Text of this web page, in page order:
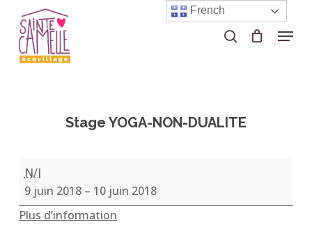
main
content
search Menu
Stage YOGA-NON-DUALITE
Stage
YOGA-
NON-
DUALITE
N/I
9 juin 2018 – 10 juin 2018
Plus d’information
Close
French